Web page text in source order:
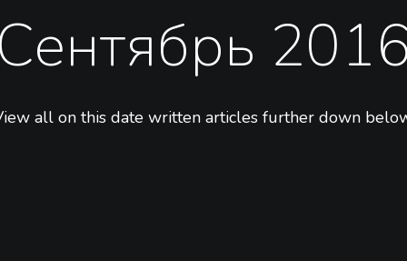
all on this date written articles further down